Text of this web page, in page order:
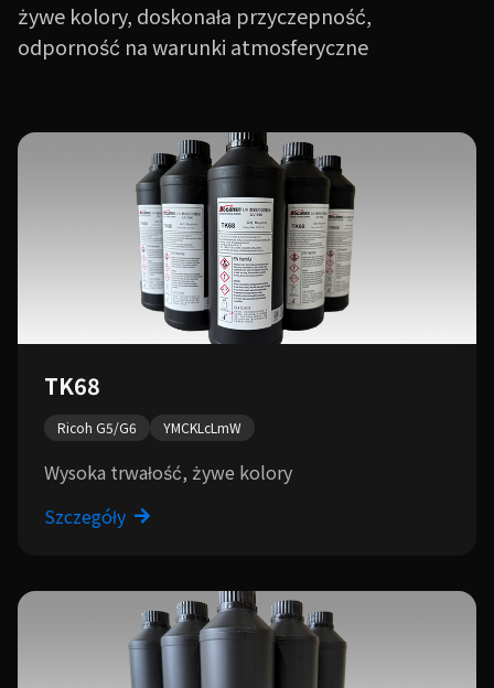
żywe kolory, doskonała przyczepność,
odporność na warunki atmosferyczne
TK68
Ricoh G5/G6 YMCKLcLmW
Wysoka trwałość, żywe kolory
Szczegóły